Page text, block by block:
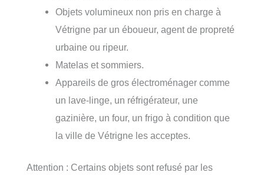
Objets volumineux non pris en charge à
Vétrigne par un éboueur, agent de propreté
urbaine ou ripeur.
Matelas et sommiers.
Appareils de gros électroménager comme
un lave-linge, un réfrigérateur, une
gazinière, un four, un frigo à condition que
la ville de Vétrigne les acceptes.
Attention : Certains objets sont refusé par les